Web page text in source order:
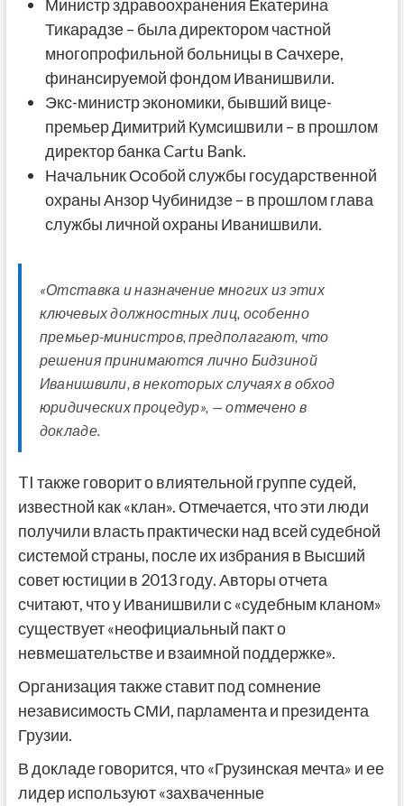
Министр здравоохранения Екатерина
Тикарадзе – была директором частной
многопрофильной больницы в Сачхере,
финансируемой фондом Иванишвили.
Экс-министр экономики, бывший вице-
премьер Димитрий Кумсишвили – в прошлом
директор банка Cartu Bank.
Начальник Особой службы государственной
охраны Анзор Чубинидзе – в прошлом глава
службы личной охраны Иванишвили.
«Отставка и назначение многих из этих
ключевых должностных лиц, особенно
премьер-министров, предполагают, что
решения принимаются лично Бидзиной
Иванишвили, в некоторых случаях в обход
юридических процедур», — отмечено в
докладе.
TI также говорит о влиятельной группе судей,
известной как «клан». Отмечается, что эти люди
получили власть практически над всей судебной
системой страны, после их избрания в Высший
совет юстиции в 2013 году. Авторы отчета
считают, что у Иванишвили с «судебным кланом»
существует «неофициальный пакт о
невмешательстве и взаимной поддержке».
Организация также ставит под сомнение
независимость СМИ, парламента и президента
Грузии.
В докладе говорится, что «Грузинская мечта» и ее
лидер используют «захваченные